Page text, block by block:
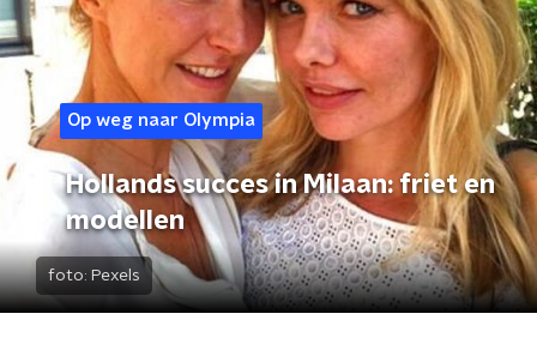
Op weg naar Olympia
Hollands succes in Milaan: friet en
modellen
foto: Pexels